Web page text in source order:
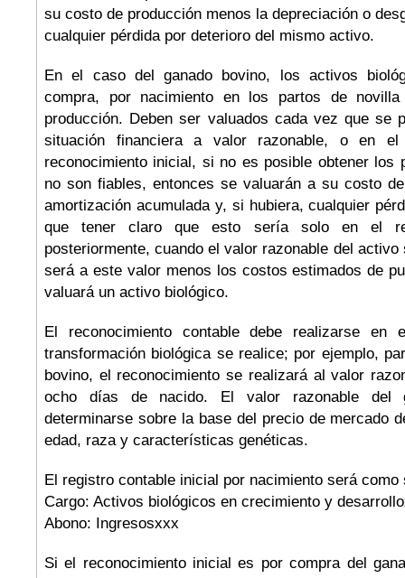
su costo de producción menos la depreciación o
cualquier pérdida por deterioro del mismo activo.
En el caso del ganado bovino, los activos
compra, por nacimiento en los partos de
producción. Deben ser valuados cada vez que se
situación financiera a valor razonable, o en
reconocimiento inicial, si no es posible obtener los
no son fiables, entonces se valuarán a su costo
amortización acumulada y, si hubiera, cualquier
que tener claro que esto sería solo en el
posteriormente, cuando el valor razonable del
será a este valor menos los costos estimados de
valuará un activo biológico.
El reconocimiento contable debe realizarse en
transformación biológica se realice; por ejemplo,
bovino, el reconocimiento se realizará al valor
ocho días de nacido. El valor razonable del
determinarse sobre la base del precio de mercado
edad, raza y características genéticas.
El registro contable inicial por nacimiento será como
Cargo: Activos biológicos en crecimiento y
Abono: Ingresosxxx
Si el reconocimiento inicial es por compra del